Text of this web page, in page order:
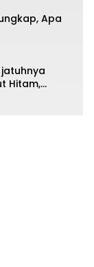
Apa
Hitam,